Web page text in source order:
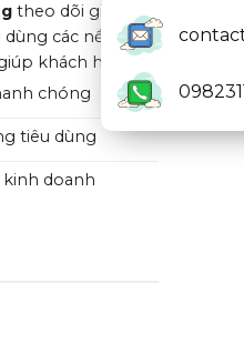
theo dõi giá bán
các nền tảng
khách hàng.
chóng
tiêu dùng
kinh doanh